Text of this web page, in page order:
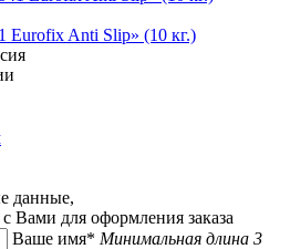
Eurofix Anti Slip» (10 кг.)
данные,
Вами для оформления заказа
Ваше имя* Минимальная длина 3